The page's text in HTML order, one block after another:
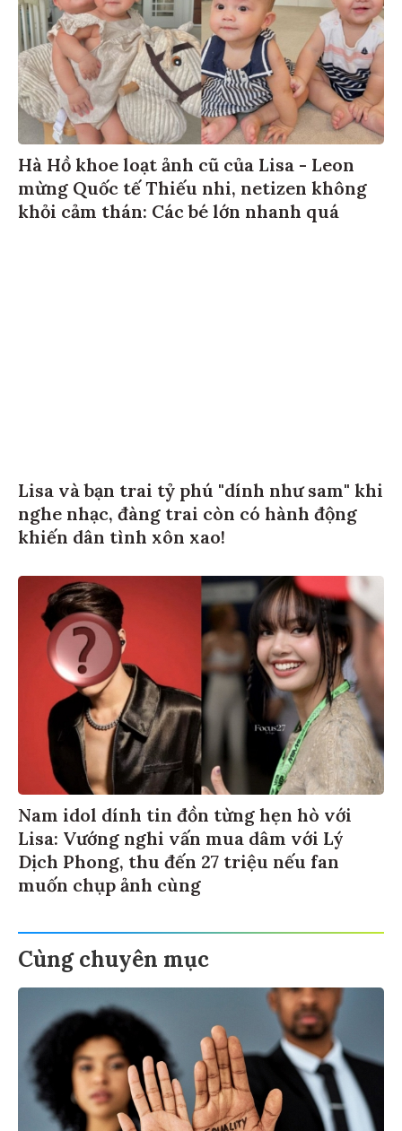
Hà Hồ khoe loạt ảnh cũ của Lisa - Leon
mừng Quốc tế Thiếu nhi, netizen không
khỏi cảm thán: Các bé lớn nhanh quá
Lisa và bạn trai tỷ phú "dính như sam" khi
nghe nhạc, đàng trai còn có hành động
khiến dân tình xôn xao!
Nam idol dính tin đồn từng hẹn hò với
Lisa: Vướng nghi vấn mua dâm với Lý
Dịch Phong, thu đến 27 triệu nếu fan
muốn chụp ảnh cùng
Cùng chuyên mục